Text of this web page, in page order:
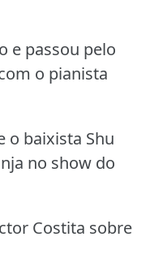
e passou pelo
o pianista
o baixista Shu
no show do
Costita sobre